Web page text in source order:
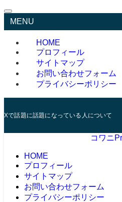
MENU
HOME
プロフィール
サイトマップ
お問い合わせフォーム
プライバシーポリシー
Xで話題に話題になっている人について記
コワニ
HOME
プロフィール
サイトマップ
お問い合わせフォーム
プライバシーポリシー